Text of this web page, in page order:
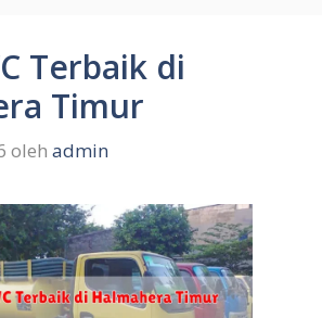
Terbaik di
Timur
oleh admin